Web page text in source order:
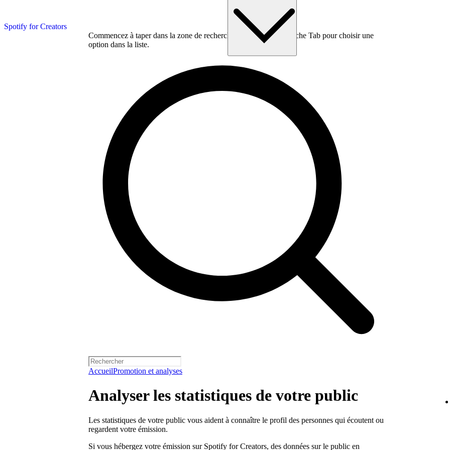
Spotify for Creators
Commencez à taper dans la zone de recherche, puis utilisez la touche Tab pour choisir une
option dans la liste.
AccueilPromotion et analyses
Analyser les statistiques de votre public
Les statistiques de votre public vous aident à connaître le profil des personnes qui écoutent ou
regardent votre émission.
Si vous hébergez votre émission sur Spotify for Creators, des données sur le public en